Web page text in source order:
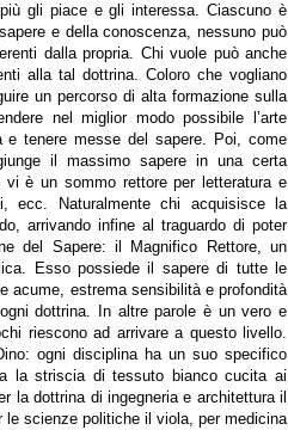
gli piace e gli interessa. Ciascuno è
e della conoscenza, nessuno può
dalla propria. Chi vuole può anche
alla tal dottrina. Coloro che vogliano
un percorso di alta formazione sulla
nel miglior modo possibile l’arte
e tenere messe del sapere. Poi, come
il massimo sapere in una certa
vi è un sommo rettore per letteratura e
ecc. Naturalmente chi acquisisce la
arrivando infine al traguardo di poter
del Sapere: il Magnifico Rettore, un
Esso possiede il sapere di tutte le
acume, estrema sensibilità e profondità
dottrina. In altre parole è un vero e
riescono ad arrivare a questo livello.
ogni disciplina ha un suo specifico
la striscia di tessuto bianco cucita ai
la dottrina di ingegneria e architettura il
scienze politiche il viola, per medicina